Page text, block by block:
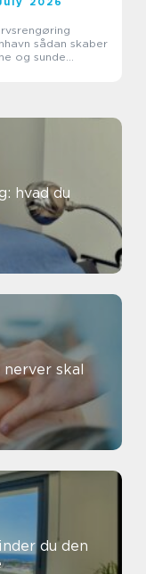
skaber
og sunde
hvad du
skal